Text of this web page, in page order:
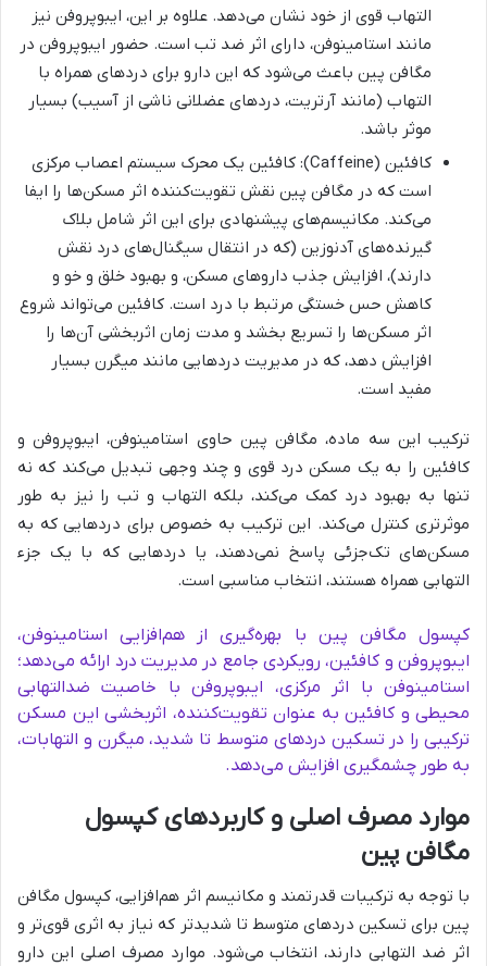
التهاب قوی از خود نشان می‌دهد. علاوه بر این، ایبوپروفن نیز
مانند استامینوفن، دارای اثر ضد تب است. حضور ایبوپروفن در
مگافن پین باعث می‌شود که این دارو برای دردهای همراه با
التهاب (مانند آرتریت، دردهای عضلانی ناشی از آسیب) بسیار
موثر باشد.
کافئین (Caffeine): کافئین یک محرک سیستم اعصاب مرکزی
است که در مگافن پین نقش تقویت‌کننده اثر مسکن‌ها را ایفا
می‌کند. مکانیسم‌های پیشنهادی برای این اثر شامل بلاک
گیرنده‌های آدنوزین (که در انتقال سیگنال‌های درد نقش
دارند)، افزایش جذب داروهای مسکن، و بهبود خلق و خو و
کاهش حس خستگی مرتبط با درد است. کافئین می‌تواند شروع
اثر مسکن‌ها را تسریع بخشد و مدت زمان اثربخشی آن‌ها را
افزایش دهد، که در مدیریت دردهایی مانند میگرن بسیار
مفید است.
ترکیب این سه ماده، مگافن پین حاوی استامینوفن، ایبوپروفن و
کافئین را به یک مسکن درد قوی و چند وجهی تبدیل می‌کند که نه
تنها به بهبود درد کمک می‌کند، بلکه التهاب و تب را نیز به طور
موثرتری کنترل می‌کند. این ترکیب به خصوص برای دردهایی که به
مسکن‌های تک‌جزئی پاسخ نمی‌دهند، یا دردهایی که با یک جزء
التهابی همراه هستند، انتخاب مناسبی است.
کپسول مگافن پین با بهره‌گیری از هم‌افزایی استامینوفن،
ایبوپروفن و کافئین، رویکردی جامع در مدیریت درد ارائه می‌دهد؛
استامینوفن با اثر مرکزی، ایبوپروفن با خاصیت ضدالتهابی
محیطی و کافئین به عنوان تقویت‌کننده، اثربخشی این مسکن
ترکیبی را در تسکین دردهای متوسط تا شدید، میگرن و التهابات،
به طور چشمگیری افزایش می‌دهد.
موارد مصرف اصلی و کاربردهای کپسول
مگافن پین
با توجه به ترکیبات قدرتمند و مکانیسم اثر هم‌افزایی، کپسول مگافن
پین برای تسکین دردهای متوسط تا شدیدتر که نیاز به اثری قوی‌تر و
اثر ضد التهابی دارند، انتخاب می‌شود. موارد مصرف اصلی این دارو